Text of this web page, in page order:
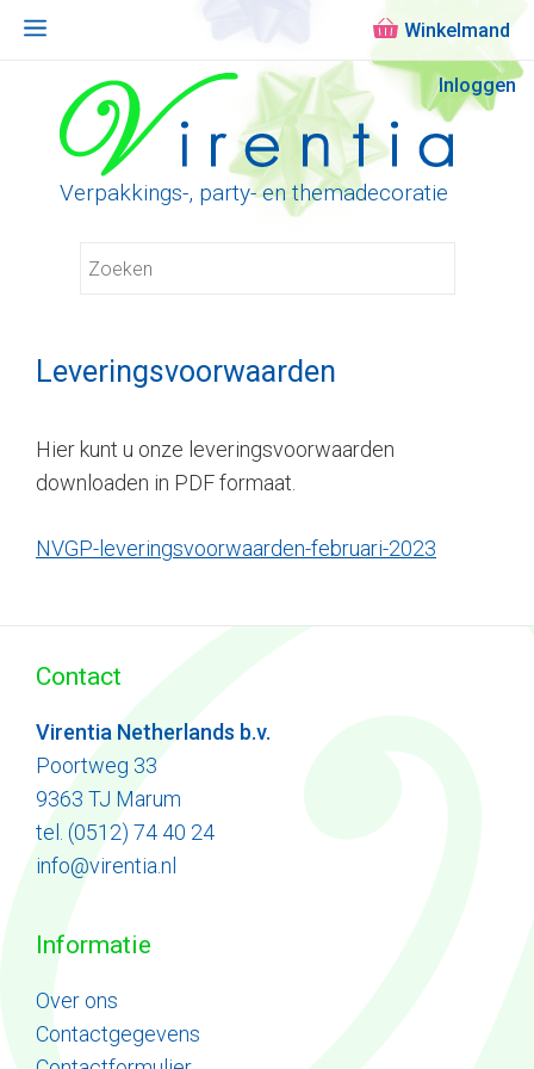
Inloggen
Verpakkings-, party- en themadecoratie
Menu
Leveringsvoorwaarden
Hier kunt u onze leveringsvoorwaarden
downloaden in PDF formaat.
NVGP-leveringsvoorwaarden-februari-2023
Contact
Virentia Netherlands b.v.
Poortweg 33
9363 TJ Marum
tel. (0512) 74 40 24
info@virentia.nl
Informatie
Over ons
Contactgegevens